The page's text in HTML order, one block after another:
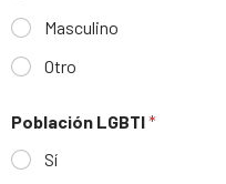
Masculino
Otro
Población LGBTI*
Sí